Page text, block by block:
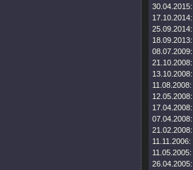
30.04.2015:
17.10.2014:
25.09.2014:
18.09.2013:
08.07.2009:
21.10.2008:
13.10.2008:
11.08.2008:
12.05.2008:
17.04.2008:
07.04.2008:
21.02.2008:
11.11.2006:
11.05.2005:
26.04.2005: